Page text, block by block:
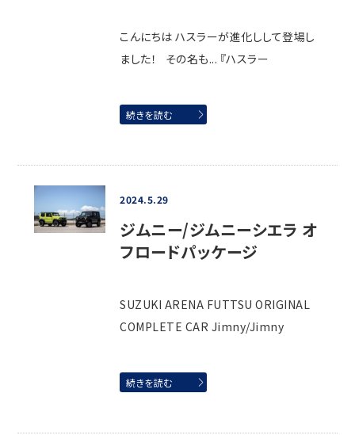
こんにちは ハスラーが進化しして登場し
ました！ その名も... 『ハスラー
続きを読む
2024.5.29
ジムニー/ジムニーシエラ オ
フロードパッケージ
SUZUKI ARENA FUTTSU ORIGINAL
COMPLETE CAR Jimny/Jimny
続きを読む